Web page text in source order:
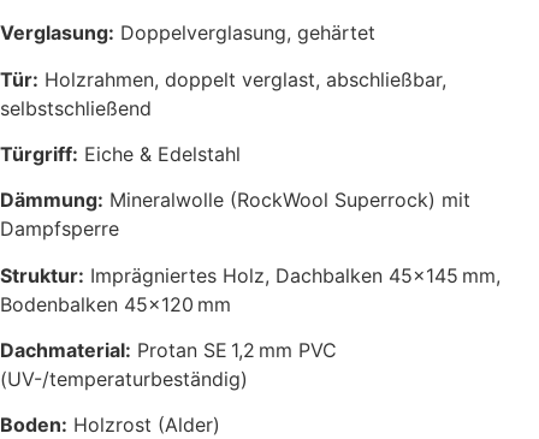
Verglasung: Doppelverglasung, gehärtet
Tür: Holzrahmen, doppelt verglast, abschließbar,
selbstschließend
Türgriff: Eiche & Edelstahl
Dämmung: Mineralwolle (RockWool Superrock) mit
Dampfsperre
Struktur: Imprägniertes Holz, Dachbalken 45×145 mm,
Bodenbalken 45×120 mm
Dachmaterial: Protan SE 1,2 mm PVC
(UV-/temperaturbeständig)
Boden: Holzrost (Alder)